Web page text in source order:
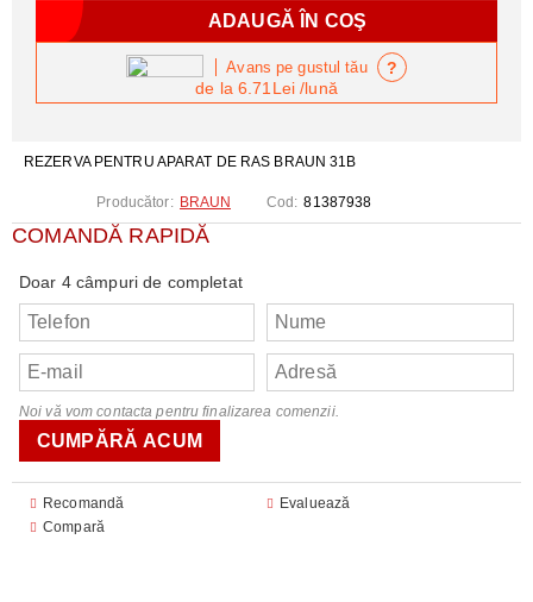
REZERVA PENTRU APARAT DE RAS BRAUN 31B
Producător: BRAUN Cod: 81387938
COMANDĂ RAPIDĂ
Doar 4 câmpuri de completat
Noi vă vom contacta pentru finalizarea comenzii.
Recomandă
Evaluează
Compară
de la 6.71Lei/lună
Avans pe gustul tău ?